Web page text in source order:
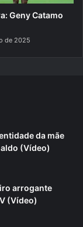
Geny Catamo
de 2025
da mãe
(Vídeo)
arrogante
(Vídeo)